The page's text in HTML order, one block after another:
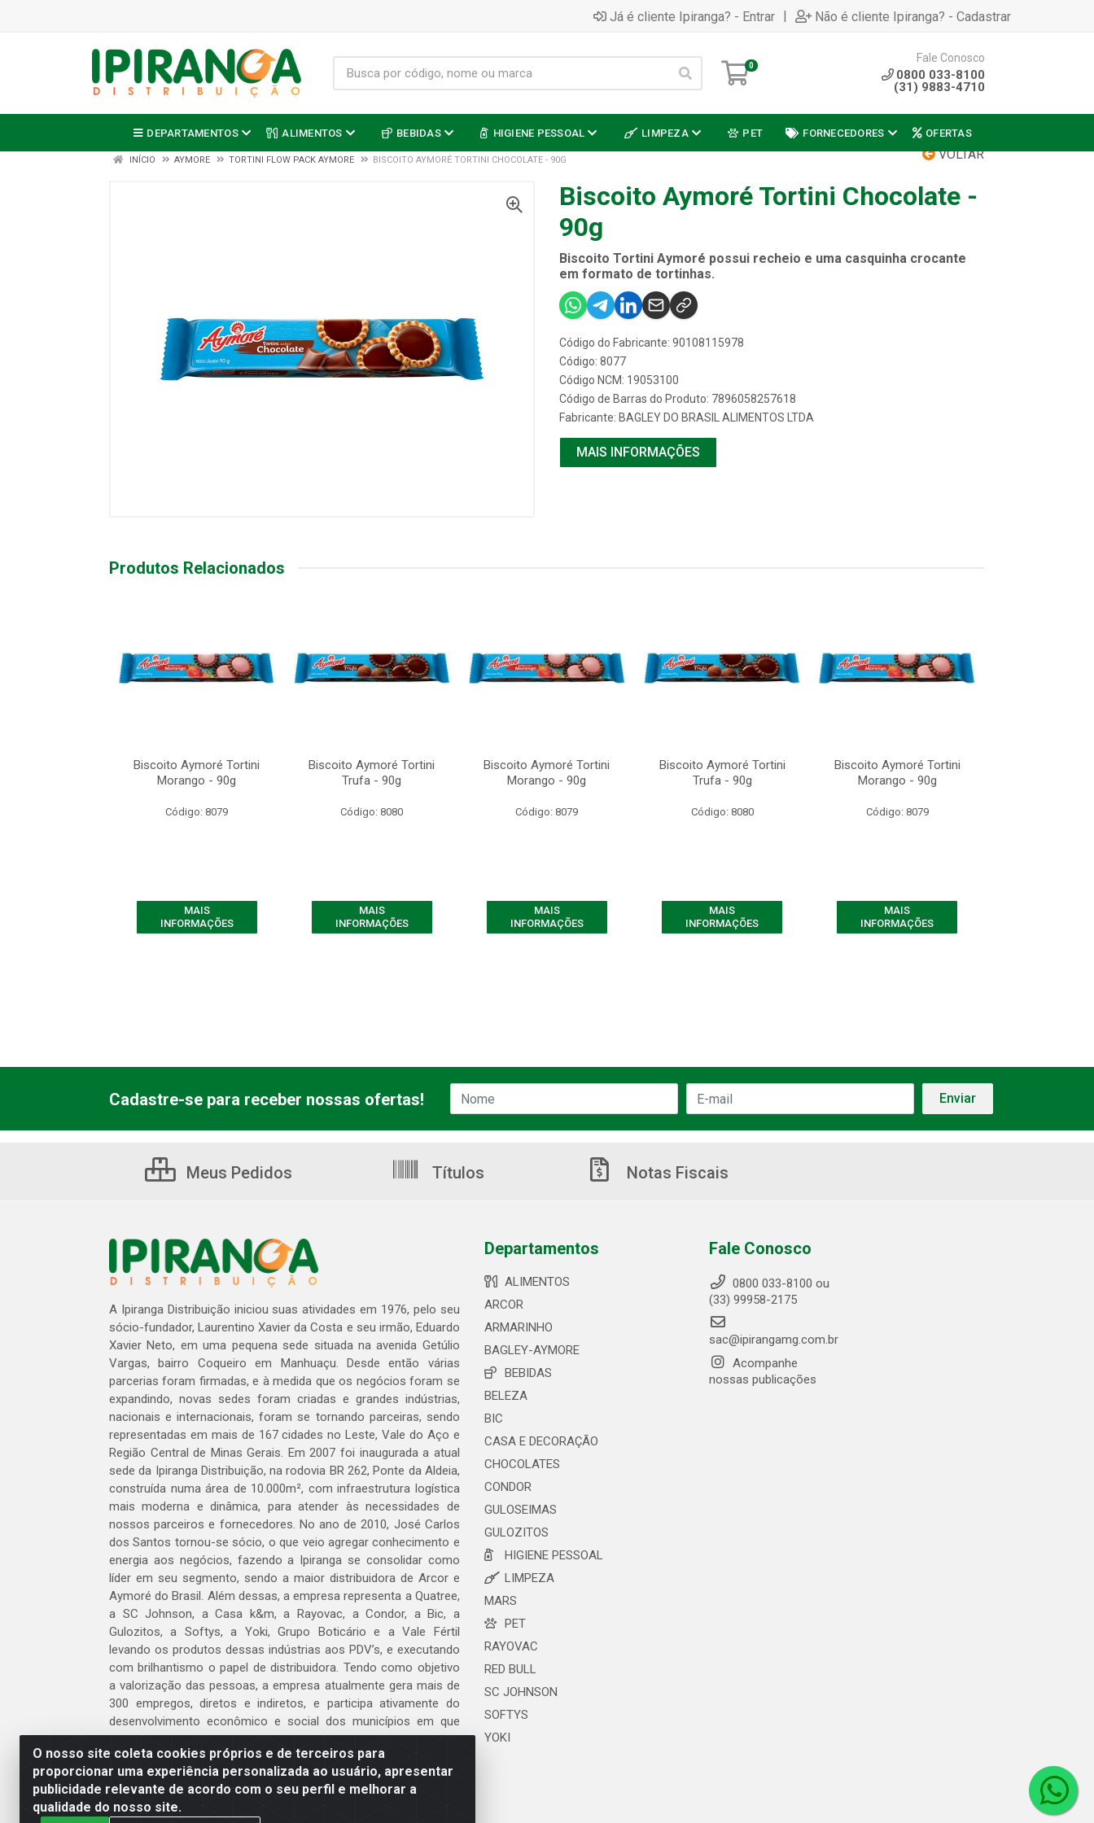
Já é cliente Ipiranga? - Entrar | Não é cliente Ipiranga? - Cadastrar
0
Fale Conosco
0800 033-8100
(31) 9883-4710
DEPARTAMENTOS ALIMENTOS BEBIDAS HIGIENE PESSOAL LIMPEZA PET FORNECEDORES OFERTAS
VOLTAR
INÍCIO AYMORE TORTINI FLOW PACK AYMORE BISCOITO AYMORÉ TORTINI CHOCOLATE - 90G
Biscoito Aymoré Tortini Chocolate -
90g
Biscoito Tortini Aymoré possui recheio e uma casquinha crocante
em formato de tortinhas.
Código do Fabricante: 90108115978
Código: 8077
Código NCM: 19053100
Código de Barras do Produto: 7896058257618
Fabricante: BAGLEY DO BRASIL ALIMENTOS LTDA
MAIS INFORMAÇÕES
Produtos Relacionados
Biscoito Aymoré Tortini
Morango - 90g
Código: 8079
MAIS
INFORMAÇÕES
Biscoito Aymoré Tortini
Trufa - 90g
Código: 8080
MAIS
INFORMAÇÕES
Biscoito Aymoré Tortini
Morango - 90g
Código: 8079
MAIS
INFORMAÇÕES
Biscoito Aymoré Tortini
Trufa - 90g
Código: 8080
MAIS
INFORMAÇÕES
Biscoito Aymoré Tortini
Morango - 90g
Código: 8079
MAIS
INFORMAÇÕES
O nosso site coleta cookies próprios e de terceiros para
proporcionar uma experiência personalizada ao usuário, apresentar
publicidade relevante de acordo com o seu perfil e melhorar a
qualidade do nosso site.
Cadastre-se para receber nossas ofertas!
Meus Pedidos Títulos Notas Fiscais
A Ipiranga Distribuição iniciou suas atividades em 1976, pelo seu
sócio-fundador, Laurentino Xavier da Costa e seu irmão, Eduardo
Xavier Neto, em uma pequena sede situada na avenida Getúlio
Vargas, bairro Coqueiro em Manhuaçu. Desde então várias
parcerias foram firmadas, e à medida que os negócios foram se
expandindo, novas sedes foram criadas e grandes indústrias,
nacionais e internacionais, foram se tornando parceiras, sendo
representadas em mais de 167 cidades no Leste, Vale do Aço e
Região Central de Minas Gerais. Em 2007 foi inaugurada a atual
sede da Ipiranga Distribuição, na rodovia BR 262, Ponte da Aldeia,
construída numa área de 10.000m², com infraestrutura logística
mais moderna e dinâmica, para atender às necessidades de
nossos parceiros e fornecedores. No ano de 2010, José Carlos
dos Santos tornou-se sócio, o que veio agregar conhecimento e
energia aos negócios, fazendo a Ipiranga se consolidar como
líder em seu segmento, sendo a maior distribuidora de Arcor e
Aymoré do Brasil. Além dessas, a empresa representa a Quatree,
a SC Johnson, a Casa k&m, a Rayovac, a Condor, a Bic, a
Gulozitos, a Softys, a Yoki, Grupo Boticário e a Vale Fértil
levando os produtos dessas indústrias aos PDV’s, e executando
com brilhantismo o papel de distribuidora. Tendo como objetivo
a valorização das pessoas, a empresa atualmente gera mais de
300 empregos, diretos e indiretos, e participa ativamente do
desenvolvimento econômico e social dos municípios em que
atua.
Venha fazer parte do nosso time!
Clique aqui
Departamentos
ALIMENTOS
ARCOR
ARMARINHO
BAGLEY-AYMORE
BEBIDAS
BELEZA
BIC
CASA E DECORAÇÃO
CHOCOLATES
CONDOR
GULOSEIMAS
GULOZITOS
HIGIENE PESSOAL
LIMPEZA
MARS
PET
RAYOVAC
RED BULL
SC JOHNSON
SOFTYS
YOKI
Fale Conosco
0800 033-8100 ou
(33) 99958-2175
sac@ipirangamg.com.br
Acompanhe
nossas publicações